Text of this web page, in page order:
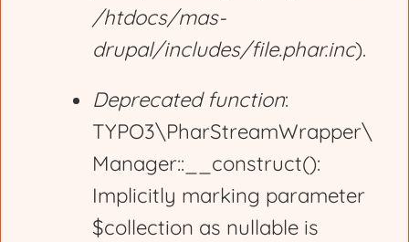
/htdocs/mas-
drupal/includes/file.phar.inc).
Deprecated function:
TYPO3\PharStreamWrapper\
Manager::__construct():
Implicitly marking parameter
$collection as nullable is